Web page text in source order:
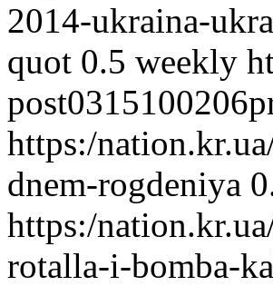
2014-ukraina-
quot 0.5 weekly
https:/
dnem-rogdeniya
https:/
rotalla-i-bomba-